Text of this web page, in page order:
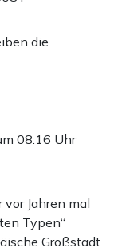
die
08:16 Uhr
Jahren mal
Typen“
Großstadt